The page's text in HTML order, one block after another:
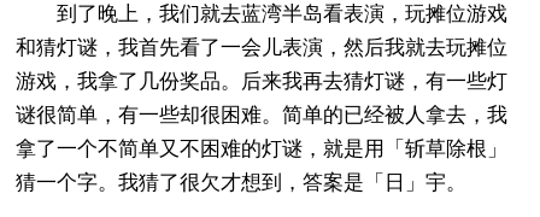
到了晚上，我们就去蓝湾半岛看表演，玩摊位游戏
和猜灯谜，我首先看了一会儿表演，然后我就去玩摊位
游戏，我拿了几份奖品。后来我再去猜灯谜，有一些灯
谜很简单，有一些却很困难。简单的已经被人拿去，我
拿了一个不简单又不困难的灯谜，就是用「斩草除根」
猜一个字。我猜了很欠才想到，答案是「日」宇。